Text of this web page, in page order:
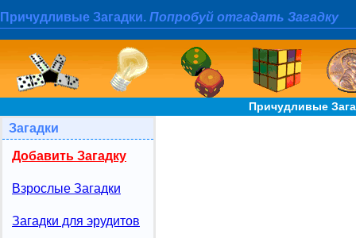
Причудливые Загадки. Попробуй отгадать Загадку
Причудливые
Загадки
Добавить Загадку
Взрослые Загадки
Загадки для эрудитов